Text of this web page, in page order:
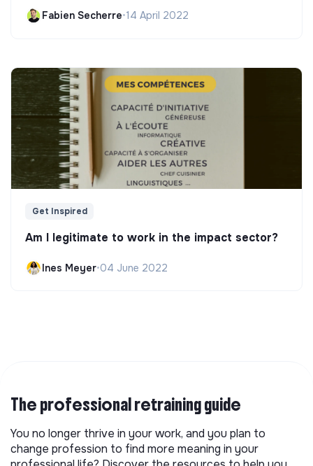
Fabien Secherre•14 April 2022
Get Inspired
Am I legitimate to work in the impact sector?
Ines Meyer•04 June 2022
The professional retraining guide
You no longer thrive in your work, and you plan to
change profession to find more meaning in your